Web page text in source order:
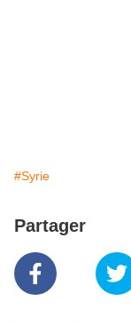
#Syrie
Partager